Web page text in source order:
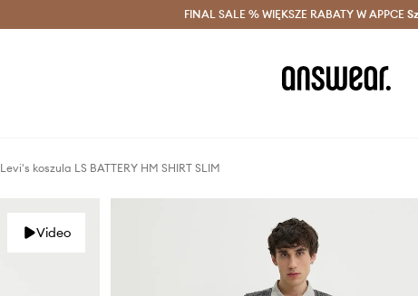
Oszczędzaj z Answear Club > Dostawa
FINAL SALE % WIĘKSZE RABATY W APPCE
Levi's koszula LS BATTERY HM SHIRT SLIM
Video